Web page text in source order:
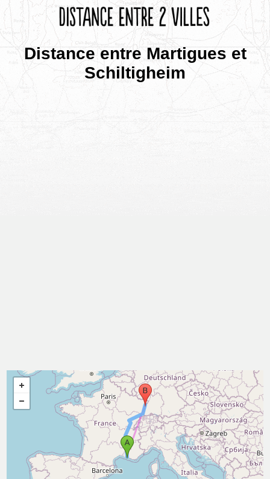
Distance entre Martigues et
Schiltigheim